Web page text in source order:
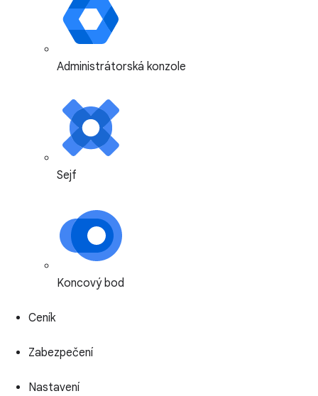
Administrátorská konzole
Sejf
Koncový bod
Ceník
Zabezpečení
Nastavení